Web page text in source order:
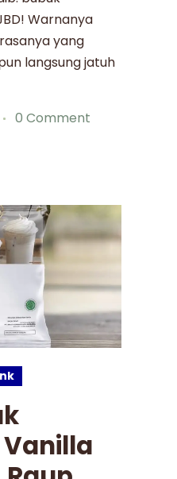
Warnanya
yang
langsung jatuh
0 Comment